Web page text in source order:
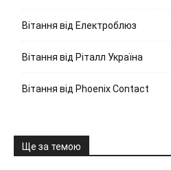
Вітання від Електроблюз
Вітання від Ріталл Україна
Вітання від Phoenix Contact
Ще за темою